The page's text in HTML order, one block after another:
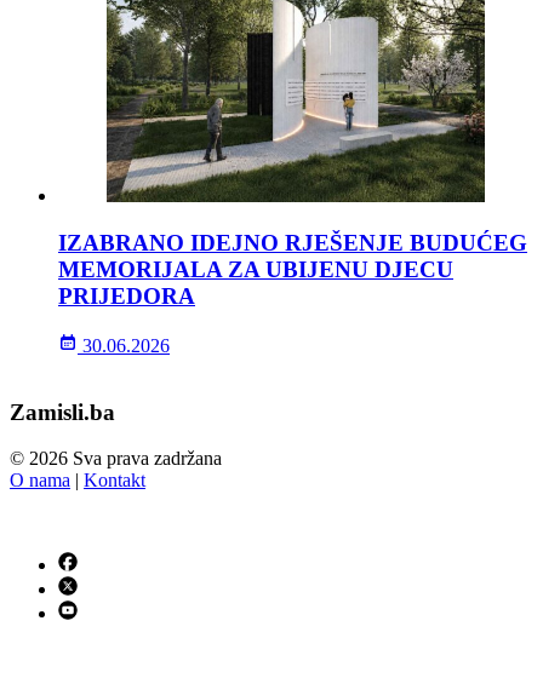
IZABRANO IDEJNO RJEŠENJE BUDUĆEG
MEMORIJALA ZA UBIJENU DJECU
PRIJEDORA
30.06.2026
Zamisli.ba
© 2026 Sva prava zadržana
O nama | Kontakt